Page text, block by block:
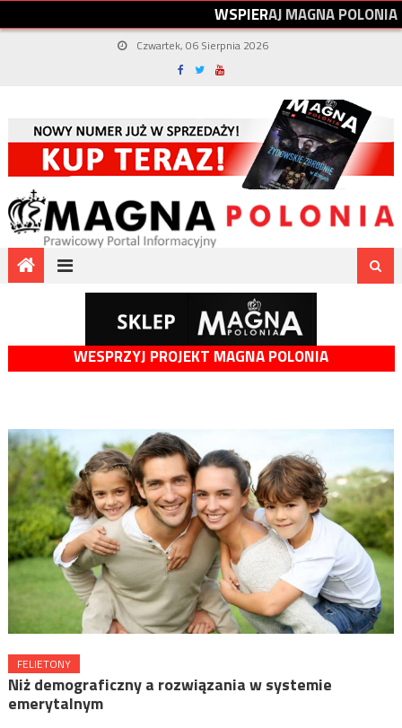
WSPIERAJMAGNAPOLONIA
Czwartek, 06 Sierpnia 2026
WESPRZYJ PROJEKT MAGNA POLONIA
FELIETONY
Niż demograficzny a rozwiązania w systemie
emerytalnym